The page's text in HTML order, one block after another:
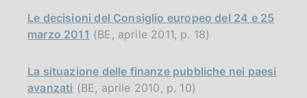
Le decisioni del Consiglio europeo del 24 e 25
marzo 2011 (BE, aprile 2011, p. 18)
La situazione delle finanze pubbliche nei paesi
avanzati (BE, aprile 2010, p. 10)